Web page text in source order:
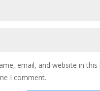
email, and website in
I comment.